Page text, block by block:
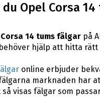
Opel Corsa
14 tums fälgarpå
hjälp att hitta
online erbjuder
marknaden har
visas fälgar som